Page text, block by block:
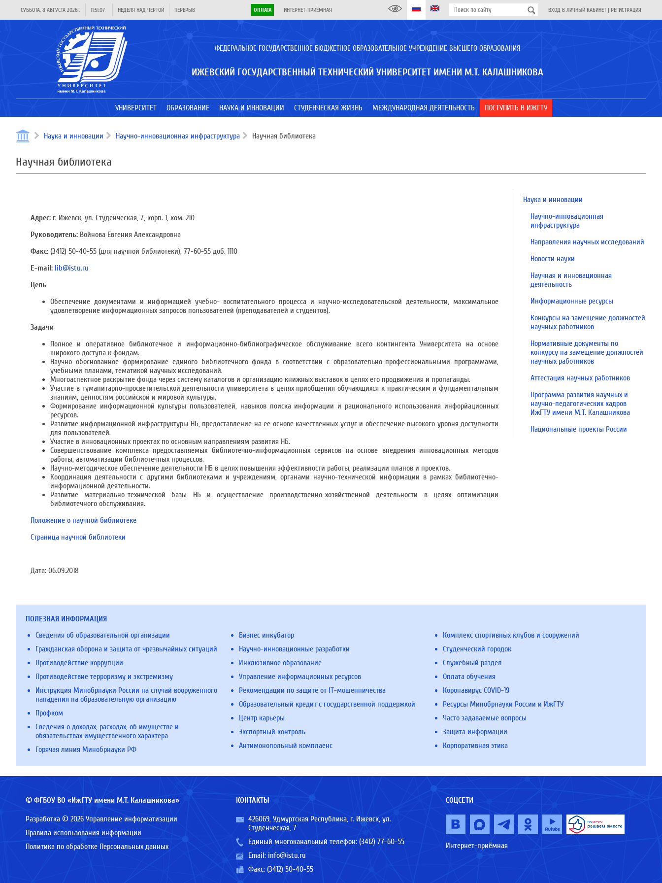
СУББОТА, 8 АВГУСТА 2026Г. 11:51:07 НЕДЕЛЯ НАД ЧЕРТОЙ ПЕРЕРЫВ ОПЛАТА ИНТЕРНЕТ-ПРИЁМНАЯ ВХОД В ЛИЧНЫЙ КАБИНЕТ | РЕГИСТРАЦИЯ
ФЕДЕРАЛЬНОЕ ГОСУДАРСТВЕННОЕ БЮДЖЕТНОЕ ОБРАЗОВАТЕЛЬНОЕ УЧРЕЖДЕНИЕ ВЫСШЕГО ОБРАЗОВАНИЯ
ИЖЕВСКИЙ ГОСУДАРСТВЕННЫЙ ТЕХНИЧЕСКИЙ УНИВЕРСИТЕТ ИМЕНИ М.Т. КАЛАШНИКОВА
УНИВЕРСИТЕТ ОБРАЗОВАНИЕ НАУКА И ИННОВАЦИИ СТУДЕНЧЕСКАЯ ЖИЗНЬ МЕЖДУНАРОДНАЯ ДЕЯТЕЛЬНОСТЬ ПОСТУПИТЬ В ИЖГТУ
Наука и инновации Научно-инновационная инфраструктура Научная библиотека
Научная библиотека
Адрес: г. Ижевск, ул. Студенческая, 7, корп. 1, ком. 210
Руководитель: Войнова Евгения Александровна
Факс: (3412) 50-40-55 (для научной библиотеки), 77-60-55 доб. 1110
E-mail: lib@istu.ru
Цель
Обеспечение документами и информацией учебно- воспитательного процесса и научно-исследовательской деятельности, максимальное
удовлетворение информационных запросов пользователей (преподавателей и студентов).
Задачи
Полное и оперативное библиотечное и информационно-библиографическое обслуживание всего контингента Университета на основе
широкого доступа к фондам.
Научно обоснованное формирование единого библиотечного фонда в соответствии с образовательно-профессиональными программами,
учебными планами, тематикой научных исследований.
Многоаспектное раскрытие фонда через систему каталогов и организацию книжных выставок в целях его продвижения и пропаганды.
Участие в гуманитарно-просветительской деятельности университета в целях приобщения обучающихся к практическим и фундаментaльным
знаниям, ценностям российской и мировой культуры.
Формирование информационной культуры пользователей, навыков поиска информации и рационального использования инфорйационных
ресурсов.
Развитие информационной инфраструктуры НБ, предоставление на ее основе качественных услуг и обеспечение высокого уровня доступности
для пользователей.
Участие в инновационных проектах по основным направлениям развития НБ.
Совершенствование комплекса предоставляемых библиотечно-информационных сервисов на основе внедрения инновационных методов
работы, автоматизации библиотечных процессов.
Научно-методическое обеспечение деятельности НБ в целях повышения эффективности работы, реализации планов и проектов.
Координация деятельности с другими библиотеками и учреждениям, органами научно-технической информации в рамках библиотечно-
информационной деятельности.
Развитие материально-технической базы НБ и осуществление производственно-хозяйственной деятельности в целях оптимизации
библиотечного обслуживания.
Положение о научной библиотеке
Страница научной библиотеки
Дата: 06.09.2018
Наука и инновации
Научно-инновационная
инфраструктура
Направления научных исследований
Новости науки
Научная и инновационная
деятельность
Информационные ресурсы
Конкурсы на замещение должностей
научных работников
Нормативные документы по
конкурсу на замещение должностей
научных работников
Аттестация научных работников
Программа развития научных и
научно-педагогических кадров
ИжГТУ имени М.Т. Калашникова
Национальные проекты России
ПОЛЕЗНАЯ ИНФОРМАЦИЯ
Сведения об образовательной организации
Гражданская оборона и защита от чрезвычайных ситуаций
Противодействие коррупции
Противодействие терроризму и экстремизму
Инструкция Минобрнауки России на случай вооруженного
нападения на образовательную организацию
Профком
Сведения о доходах, расходах, об имуществе и
обязательствах имущественного характера
Горячая линия Минобрнауки РФ
Бизнес инкубатор
Научно-инновационные разработки
Инклюзивное образование
Управление информационных ресурсов
Рекомендации по защите от IT-мошенничества
Образовательный кредит с государственной поддержкой
Центр карьеры
Экспортный контроль
Антимонопольный комплаенс
Комплекс спортивных клубов и сооружений
Студенческий городок
Служебный раздел
Оплата обучения
Коронавирус COVID-19
Ресурсы Минобрнауки России и ИжГТУ
Часто задаваемые вопросы
Защита информации
Корпоративная этика
© ФГБОУ ВО «ИжГТУ имени М.Т. Калашникова»
Разработка © 2026 Управление информатизации
Правила использования информации
Политика по обработке Персональных данных
КОНТАКТЫ
426069, Удмуртская Республика, г. Ижевск, ул.
Студенческая, 7
Единый многоканальный телефон: (3412) 77-60-55
Email: info@istu.ru
Факс: (3412) 50-40-55
СОЦСЕТИ
Интернет-приёмная